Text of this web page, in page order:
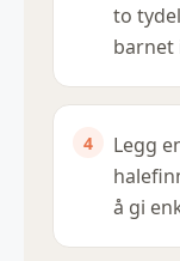
to
barnet
Legg
å gi